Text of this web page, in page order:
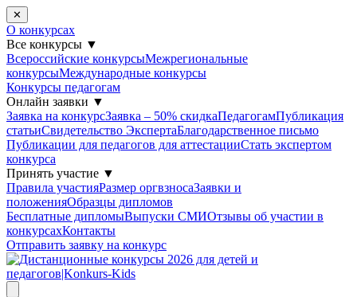
✕
О конкурсах
Все конкурсы ▼
Всероссийские конкурсыМежрегиональные
конкурсыМеждународные конкурсы
Конкурсы педагогам
Онлайн заявки ▼
Заявка на конкурсЗаявка – 50% скидкаПедагогамПубликация
статьиСвидетельство ЭкспертаБлагодарcтвенное письмо
Публикации для педагогов для аттестацииСтать экспертом
конкурса
Принять участие ▼
Правила участияРазмер оргвзносаЗаявки и
положенияОбразцы дипломов
Бесплатные дипломыВыпуски СМИОтзывы об участии в
конкурсахКонтакты
Отправить заявку на конкурс